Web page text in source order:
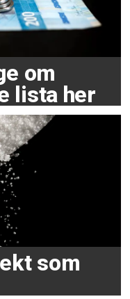
om
lista her
som